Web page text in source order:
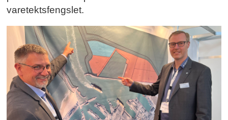
varetektsfengslet.